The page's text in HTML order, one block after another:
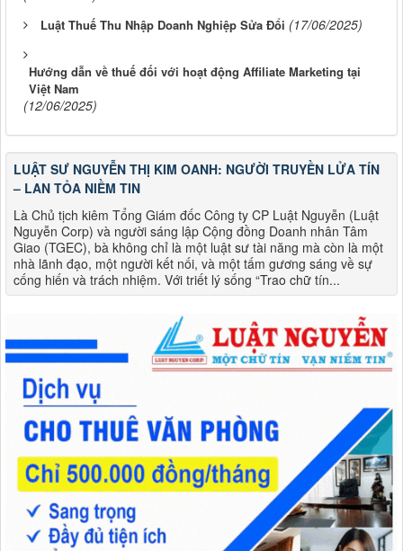
Luật Thuế Thu Nhập Doanh Nghiệp Sửa Đổi (17/06/2025)
Hướng dẫn về thuế đối với hoạt động Affiliate Marketing tại
Việt Nam
(12/06/2025)
LUẬT SƯ NGUYỄN THỊ KIM OANH: NGƯỜI TRUYỀN LỬA TÍN
– LAN TỎA NIỀM TIN
Là Chủ tịch kiêm Tổng Giám đốc Công ty CP Luật Nguyễn (Luật
Nguyễn Corp) và người sáng lập Cộng đồng Doanh nhân Tâm
Giao (TGEC), bà không chỉ là một luật sư tài năng mà còn là một
nhà lãnh đạo, một người kết nối, và một tấm gương sáng về sự
cống hiến và trách nhiệm. Với triết lý sống “Trao chữ tín...